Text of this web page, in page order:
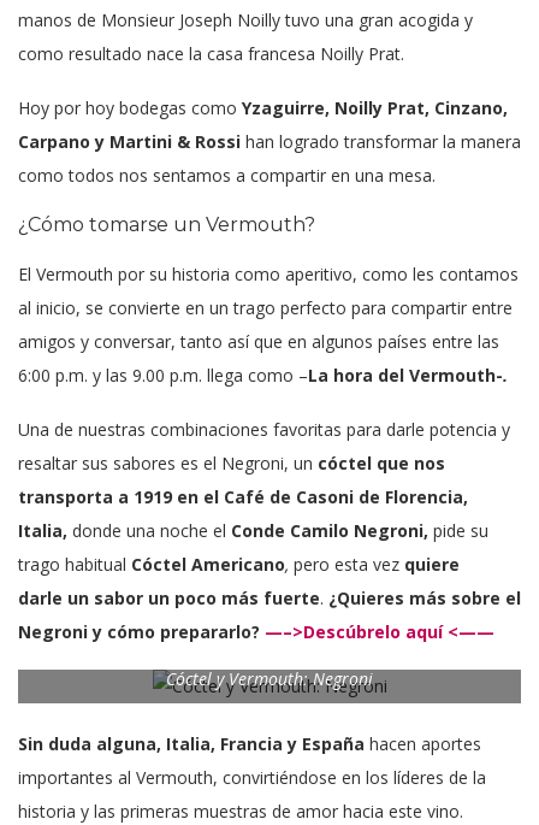
manos de Monsieur Joseph Noilly tuvo una gran acogida y
como resultado nace la casa francesa Noilly Prat.
Hoy por hoy bodegas como Yzaguirre, Noilly Prat, Cinzano,
Carpano y Martini & Rossi han logrado transformar la manera
como todos nos sentamos a compartir en una mesa.
¿Cómo tomarse un Vermouth?
El Vermouth por su historia como aperitivo, como les contamos
al inicio, se convierte en un trago perfecto para compartir entre
amigos y conversar, tanto así que en algunos países entre las
6:00 p.m. y las 9.00 p.m. llega como –La hora del Vermouth-.
Una de nuestras combinaciones favoritas para darle potencia y
resaltar sus sabores es el Negroni, un cóctel que nos
transporta a 1919 en el Café de Casoni de Florencia,
Italia, donde una noche el Conde Camilo Negroni, pide su
trago habitual Cóctel Americano, pero esta vez quiere
darle un sabor un poco más fuerte. ¿Quieres más sobre el
Negroni y cómo prepararlo? —–>Descúbrelo aquí <——
Cóctel y Vermouth: Negroni
Sin duda alguna, Italia, Francia y España hacen aportes
importantes al Vermouth, convirtiéndose en los líderes de la
historia y las primeras muestras de amor hacia este vino.